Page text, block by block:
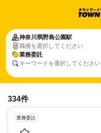
神奈川県野島公園駅
職種を選択してください
業務委託
キーワードを選択してください
334件
業務委託